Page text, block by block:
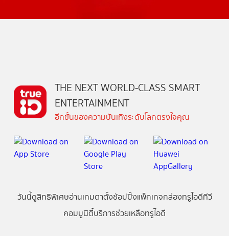
THE NEXT WORLD-CLASS SMART
ENTERTAINMENT
อีกขั้นของความบันเทิงระดับโลกตรงใจคุณ
วันนี้ดูสิทธิพิเศษอ่านเกมตาตั้งช้อปปิ้งแพ็กเกจกล่องทรูไอดีทีวี
คอมมูนิตี้บริการช่วยเหลือทรูไอดี